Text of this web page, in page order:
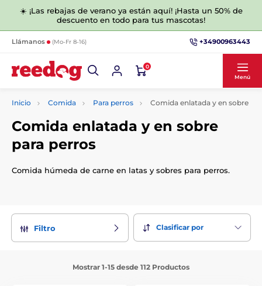
☀️ ¡Las rebajas de verano ya están aquí! ¡Hasta un 50% de
descuento en todo para tus mascotas!
Llámanos (Mo-Fr 8-16) +34900963443
0
Menú
Inicio Comida Para perros Comida enlatada y en sobre
Comida enlatada y en sobre
para perros
Comida húmeda de carne en latas y sobres para perros.
Filtro Clasificar por
Mostrar 1-15 desde 112 Productos